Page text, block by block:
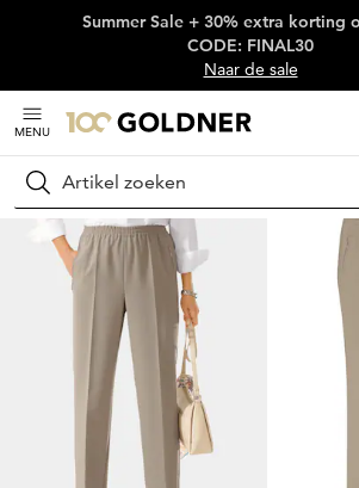
Skip naar hoofdinhoud
Summer Sale + 30% extra korting
CODE: FINAL30
Naar de sale
MENU
Zoeken
Thuis Damesmode